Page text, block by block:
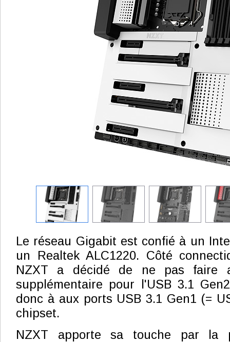
Le réseau Gigabit est confié à un
un Realtek ALC1220. Côté
NZXT a décidé de ne pas faire
supplémentaire pour l'USB 3.1
donc à aux ports USB 3.1 Gen1 (=
chipset.
NZXT apporte sa touche par la